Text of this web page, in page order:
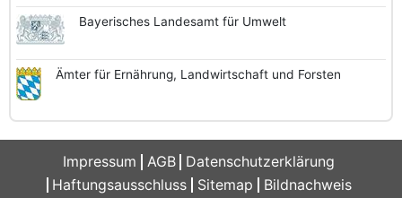
Bayerisches Landesamtfür Umwelt
Ämter für Ernährung, Landwirtschaft und Forsten
Impressum AGB
Datenschutzerklärung
Haftungsausschluss
Sitemap Bildnachweis